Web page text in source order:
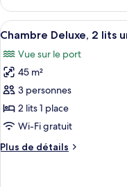
très
grand
(Horizon
Side
Harbour
View)
le
type
de
Chambre,
grand
lit
(Horizon
Side
Harbour
Afficher
toutes
les
photos
pour
ce
type
chambre :
6
Chambre Deluxe, 2 lits
Vue sur le port
45 m²
3 personnes
2 lits 1 place
Wi-Fi gratuit
Plus de détails
Plus